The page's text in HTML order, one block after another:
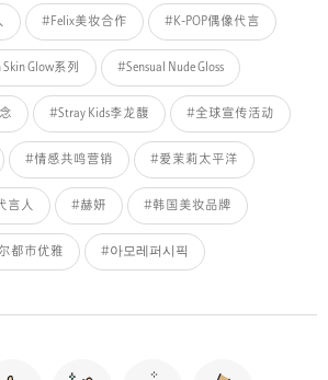
#Felix美妆合作 #K-POP偶像代言
Glow系列 #Sensual Nude Gloss
#Stray Kids李龙馥 #全球宣传活动
#情感共鸣营销 #爱茉莉太平洋
言人 #赫妍 #韩国美妆品牌
都市优雅 #아모레퍼시픽